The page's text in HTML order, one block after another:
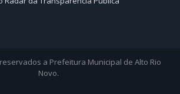
a Prefeitura Municipal de Alto Rio
Novo.